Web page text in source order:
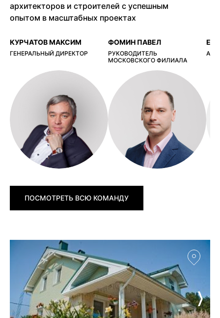
архитекторов и строителей с успешным
опытом в масштабных проектах
КУРЧАТОВ МАКСИМ
ГЕНЕРАЛЬНЫЙ ДИРЕКТОР
ФОМИН ПАВЕЛ
РУКОВОДИТЕЛЬ
МОСКОВСКОГО ФИЛИАЛА
ПОСМОТРЕТЬ ВСЮ КОМАНДУ